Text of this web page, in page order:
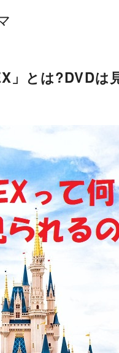
」とは?DVDは